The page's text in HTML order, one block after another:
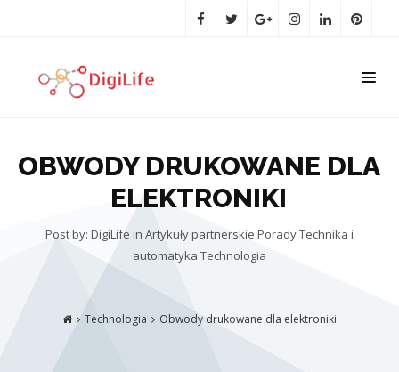
OBWODY DRUKOWANE DLA
ELEKTRONIKI
Post by: DigiLife in Artykuły partnerskie PoradyTechnika i
automatyka Technologia
Technologia Obwody drukowane dla elektroniki